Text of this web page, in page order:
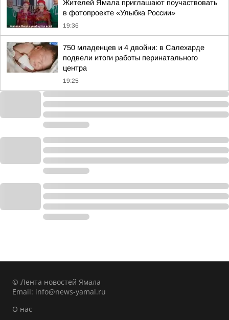
Жителей Ямала приглашают поучаствовать
в фотопроекте «Улыбка России»
19:36
750 младенцев и 4 двойни: в Салехарде
подвели итоги работы перинатального
центра
19:25
© Лента новостей Ямала
Email: info@news-yamal.ru
О нас